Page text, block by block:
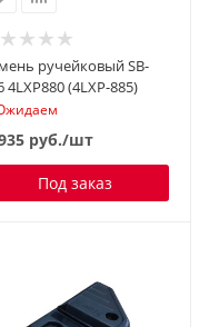
ручейковый SB-
4LXP880 (4LXP-885)
руб./шт
Под заказ